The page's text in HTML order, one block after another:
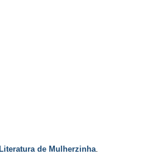
de Mulherzinha